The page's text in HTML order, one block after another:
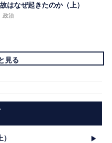
はなぜ起きたのか（上）
.政治
見る